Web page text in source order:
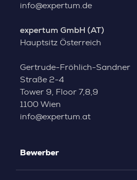
info@expertum.de
expertum GmbH (AT)
Hauptsitz Österreich
Gertrude-Fröhlich-Sandner
Straße 2-4
Tower 9, Floor 7,8,9
1100 Wien
info@expertum.at
Bewerber